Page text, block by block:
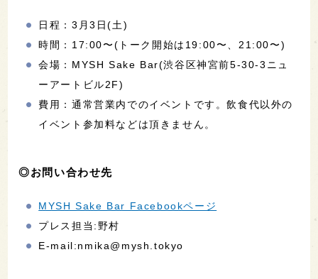
日程：3月3日(土)
時間：17:00〜(トーク開始は19:00〜、21:00〜)
会場：MYSH Sake Bar(渋谷区神宮前5-30-3ニュ
ーアートビル2F)
費用：通常営業内でのイベントです。飲食代以外の
イベント参加料などは頂きません。
◎お問い合わせ先
MYSH Sake Bar Facebookページ
プレス担当:野村
E-mail:nmika@mysh.tokyo